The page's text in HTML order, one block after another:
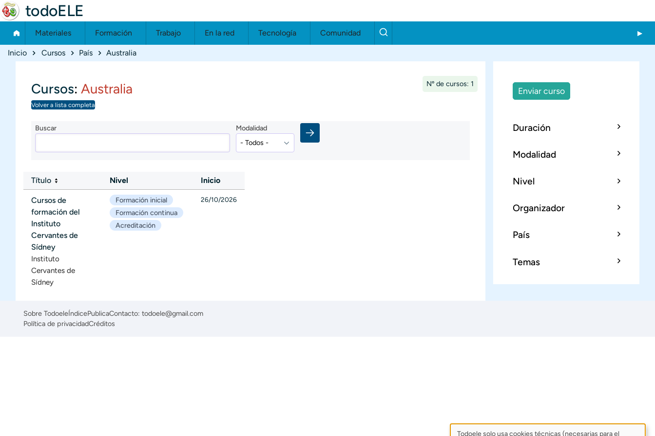
todoELE
Materiales Formación Trabajo En la red Tecnología Comunidad
Ruta de navegación
Inicio Cursos País Australia
Cursos: Australia Nº de cursos: 1
Volver a lista completa
Buscar Modalidad
Título Nivel Inicio
Cursos de
formación del
Instituto
Cervantes de
Sídney
Instituto
Cervantes de
Sídney
Formación inicial
Formación continua
Acreditación
26/10/2026
Enviar curso
Duración
Modalidad
Nivel
Organizador
País
Temas
Sobre TodoeleÍndicePublicaContacto: todoele@gmail.com
Política de privacidadCréditos
Todoele solo usa cookies técnicas (necesarias para el